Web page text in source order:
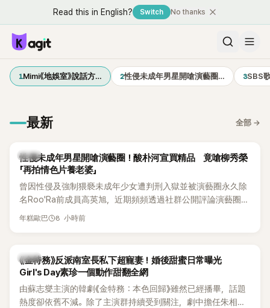
Read this in English? Switch No thanks
1Mimi《地娛室》說話方… 2性侵未成年男星開嗆演藝圈… 3SBS
最新 全部 →
韓星
性侵未成年男星開嗆演藝圈！酸朴河宣買精品 竟嗆柳秀榮
「再拍情色片養老婆」
曾因性侵及強制猥褻未成年少女遭判刑入獄並被演藝圈永久除
名Roo'Ra前成員高英旭，近期頻頻透過社群公開評論演藝圈人
士，接連點名多位藝人引發爭議。這次他將矛頭指向演員柳秀
年糕歐巴 8 小時前
韓星
《金特務》反派南室長私下超寵妻！婚後甜蜜日常曝光
Girl's Day素珍一個動作甜翻全網
由蘇志燮主演的韓劇《金特務：本色回歸》雖然已經播畢，話題
熱度卻依舊不減。除了主演群持續受到關注，劇中擔任朱相昱